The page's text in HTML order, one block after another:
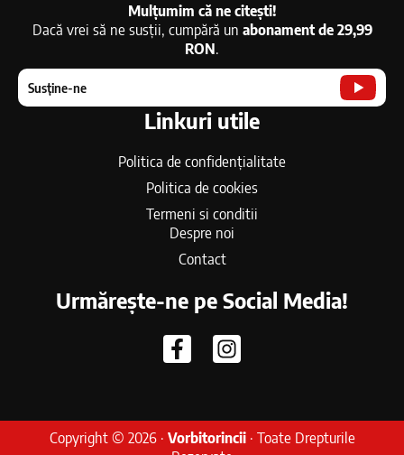
Mulțumim că ne citești!
Dacă vrei să ne susții, cumpără un abonament de 29,99
RON.
Susține-ne
Linkuri utile
Politica de confidențialitate
Politica de cookies
Termeni si conditii
Despre noi
Contact
Urmărește-ne pe Social Media!
Copyright © 2026 · Vorbitorincii· Toate Drepturile